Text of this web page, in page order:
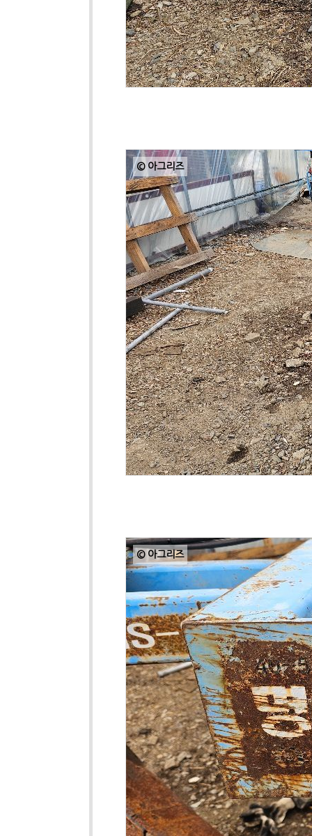
© 아그리즈
© 아그리즈